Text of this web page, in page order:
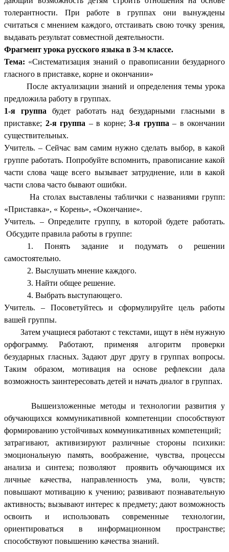
толерантности. При работе в группах они вынуждены
считаться с мнением каждого, отстаивать свою точку зрения,
выдавать результат совместной деятельности.
Фрагмент урока русского языка в 3-м классе.
Тема: «Систематизация знаний о правописании безударного
гласного в приставке, корне и окончании»
После актуализации знаний и определения темы урока
предложила работу в группах.
1-я группа будет работать над безударными гласными в
приставке; 2-я группа – в корне; 3-я группа – в окончании
существительных.
Учитель. – Сейчас вам самим нужно сделать выбор, в какой
группе работать. Попробуйте вспомнить, правописание какой
части слова чаще всего вызывает затруднение, или в какой
части слова часто бывают ошибки.
На столах выставлены таблички с названиями групп:
«Приставка», « Корень», «Окончание».
Учитель. – Определите группу, в которой будете работать.
Обсудите правила работы в группе:
1. Понять задание и подумать о решении
самостоятельно.
2. Выслушать мнение каждого.
3. Найти общее решение.
4. Выбрать выступающего.
Учитель. – Посоветуйтесь и сформулируйте цель работы
вашей группы.
Затем учащиеся работают с текстами, ищут в нём нужную
орфограмму. Работают, применяя алгоритм проверки
безударных гласных. Задают друг другу в группах вопросы.
Таким образом, мотивация на основе рефлексии дала
возможность заинтересовать детей и начать диалог в группах.
Вышеизложенные методы и технологии развития у
обучающихся коммуникативной компетенции способствуют
формированию устойчивых коммуникативных компетенций;
затрагивают, активизируют различные стороны психики:
эмоциональную память, воображение, чувства, процессы
анализа и синтеза; позволяют проявить обучающимся их
личные качества, направленность ума, воли, чувств;
повышают мотивацию к учению; развивают познавательную
активность; вызывают интерес к предмету; дают возможность
освоить и использовать современные технологии,
ориентироваться в информационном пространстве;
способствуют повышению качества знаний.